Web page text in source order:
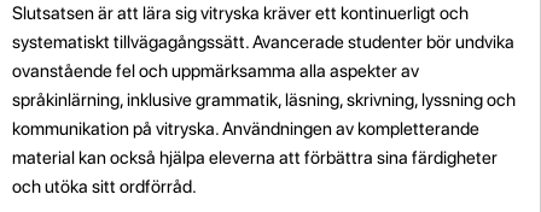
Slutsatsen är att lära sig vitryska kräver ett kontinuerligt och
systematiskt tillvägagångssätt. Avancerade studenter bör undvika
ovanstående fel och uppmärksamma alla aspekter av
språkinlärning, inklusive grammatik, läsning, skrivning, lyssning och
kommunikation på vitryska. Användningen av kompletterande
material kan också hjälpa eleverna att förbättra sina färdigheter
och utöka sitt ordförråd.